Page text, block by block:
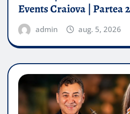
Events Craiova | Partea 2
admin aug. 5, 2026